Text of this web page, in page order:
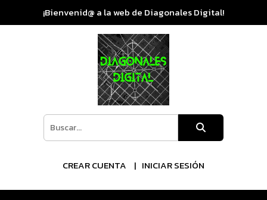
¡Bienvenid@ a la web de Diagonales Digital!
CREAR CUENTA INICIAR SESIÓN